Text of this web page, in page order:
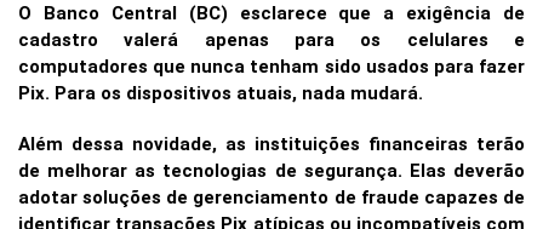
O Banco Central (BC) esclarece que a exigência de
cadastro valerá apenas para os celulares e
computadores que nunca tenham sido usados para fazer
Pix. Para os dispositivos atuais, nada mudará.
Além dessa novidade, as instituições financeiras terão
de melhorar as tecnologias de segurança. Elas deverão
adotar soluções de gerenciamento de fraude capazes de
identificar transações Pix atípicas ou incompatíveis com